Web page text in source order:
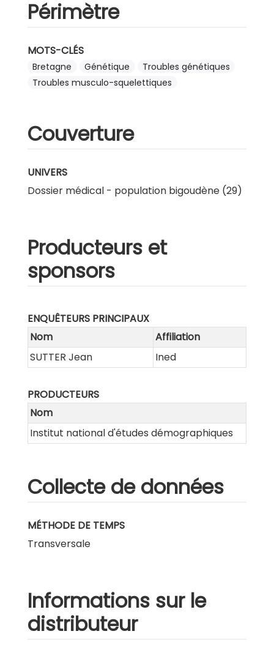
Périmètre
MOTS-CLÉS
Bretagne Génétique
Troubles génétiques
Troubles musculo-squelettiques
Couverture
UNIVERS
Dossier médical - population bigoudène (29)
Producteurs et
sponsors
ENQUÊTEURS PRINCIPAUX
Nom
Affiliation
SUTTER Jean
Ined
PRODUCTEURS
Nom
Institut national d'études démographiques
Collecte de données
MÉTHODE DE TEMPS
Transversale
Informations sur le
distributeur